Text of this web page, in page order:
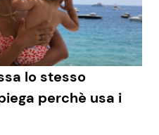
lo stesso
perchè usa i